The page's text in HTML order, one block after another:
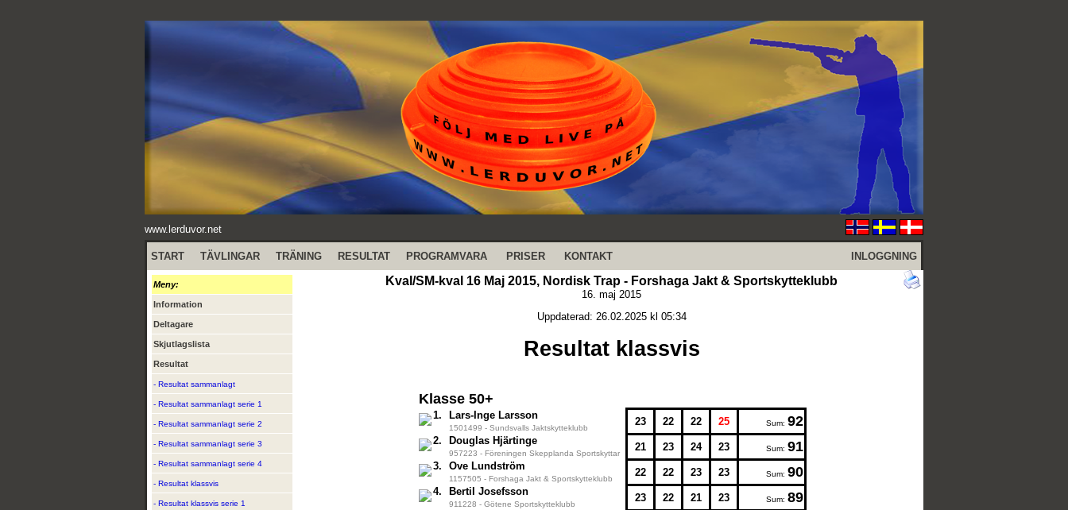
www.lerduvor.net
START TÄVLINGAR TRÄNING RESULTAT PROGRAMVARA PRISER KONTAKT INLOGGNING
Meny:
Information
Deltagare
Skjutlagslista
Resultat
- Resultat sammanlagt
- Resultat sammanlagt serie 1
- Resultat sammanlagt serie 2
- Resultat sammanlagt serie 3
- Resultat sammanlagt serie 4
- Resultat klassvis
- Resultat klassvis serie 1
Kval/SM-kval 16 Maj 2015, Nordisk Trap - Forshaga Jakt & Sportskytteklubb
16. maj 2015
Uppdaterad: 26.02.2025 kl 05:34
Resultat klassvis
Klasse 50+
1. Lars-Inge Larsson
1501499 - Sundsvalls Jaktskytteklubb
23 22 22 25 Sum: 92
2. Douglas Hjärtinge
957223 - Föreningen Skepplanda Sportskyttar
21 23 24 23 Sum: 91
3. Ove Lundström
1157505 - Forshaga Jakt & Sportskytteklubb
22 22 23 23 Sum: 90
4. Bertil Josefsson
911228 - Götene Sportskytteklubb
23 22 21 23 Sum: 89